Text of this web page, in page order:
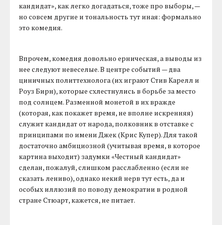
кандидат», как легко догадаться, тоже про выборы, —
но совсем другие и тональность тут иная: формально
это комедия.
Впрочем, комедия довольно ерническая, а выводы из
нее следуют невеселые. В центре событий — два
циничных политтехнолога (их играют Стив Карелл и
Роуз Бирн), которые схлестнулись в борьбе за место
под солнцем. Разменной монетой в их вражде
(которая, как покажет время, не вполне искренняя)
служит кандидат от народа, полковник в отставке с
принципами по имени Джек (Крис Купер). Для такой
достаточно амбициозной (учитывая время, в которое
картина выходит) задумки «Честный кандидат»
сделан, пожалуй, слишком расслабленно (если не
сказать лениво), однако некий нерв тут есть, да и
особых иллюзий по поводу демократии в родной
стране Стюарт, кажется, не питает.